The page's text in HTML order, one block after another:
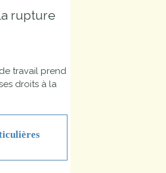
rupture
travail prend
droits à la